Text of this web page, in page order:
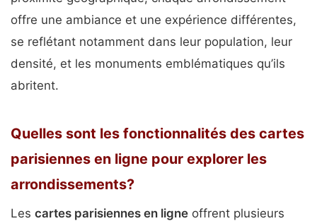
offre une ambiance et une expérience différentes,
se reflétant notamment dans leur population, leur
densité, et les monuments emblématiques qu’ils
abritent.
Quelles sont les fonctionnalités des cartes
parisiennes en ligne pour explorer les
arrondissements?
Les cartes parisiennes en ligne offrent plusieurs